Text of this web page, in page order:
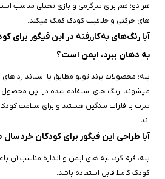
هر دو؛ هم برای سرگرمی و بازی تخیلی مناسب
های حرکتی و خلاقیت کودک کمک میکند.
آیا رنگ‌های به‌کاررفته در این فیگور
به دهان ببرد، ایمن است؟
بله؛ محصولات برند تولو مطابق با استاندارد
میشوند. رنگ‌ های استفاده شده در این محصول
سرب یا فلزات سنگین هستند و برای سلامت
اند.
آیا طراحی این فیگور برای کودکان
بله، فرم گرد، لبه‌ های ایمن و اندازه مناسب
کودک کاملا قابل استفاده باشد.